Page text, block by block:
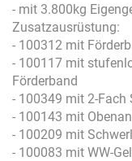
- mit 3.800kg
Zusatzausrüstung:
- 100312 mit
- 100117 mit
Förderband
- 100349 mit 2-Fach
- 100143 mit
- 100209 mit
- 100083 mit WW-